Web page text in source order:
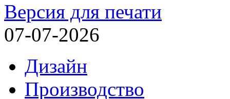
Версия для печати
07-07-2026
Дизайн
Производство